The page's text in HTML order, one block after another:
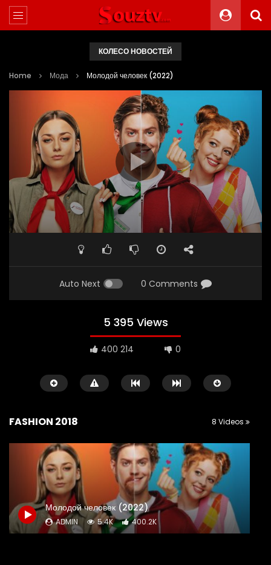
КОЛЕСО НОВОСТЕЙ
Home Мода Молодой человек (2022)
Auto Next 0 Comments
5 395 Views
400 214 0
Watch Later
Три богатыря и Наследница престола
(2018)
ADMIN
02.11.2022
FASHION 2018 8 Videos
Молодой человек (2022)
ADMIN 5.4K 400.2K